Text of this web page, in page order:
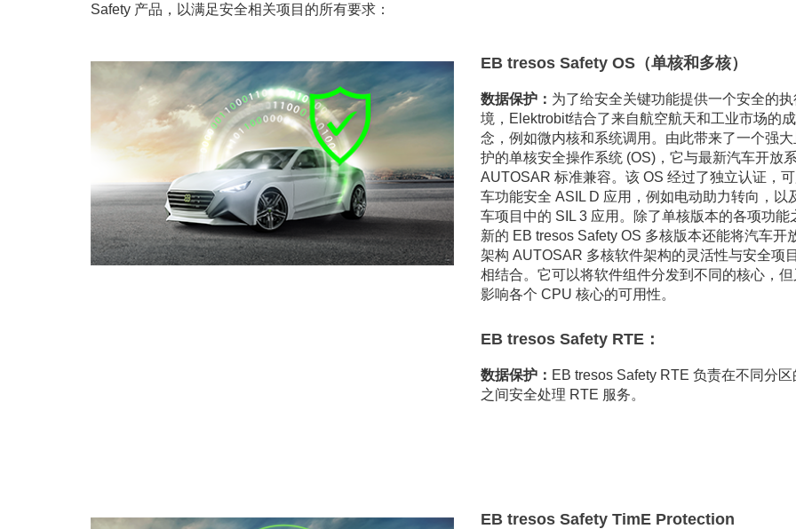
Safety 产品，以满足安全相关项目的所有要求：
EB tresos Safety OS（单核和多核）
数据保护： 为了给安全关键功能提供一个安全的
境，Elektrobit结合了来自航空航天和工业市场的
念，例如微内核和系统调用。由此带来了一个强大
护的单核安全操作系统 (OS)，它与最新汽车开放
AUTOSAR 标准兼容。该 OS 经过了独立认证，
车功能安全 ASIL D 应用，例如电动助力转向，以
车项目中的 SIL 3 应用。除了单核版本的各项功能
新的 EB tresos Safety OS 多核版本还能将汽车开
架构 AUTOSAR 多核软件架构的灵活性与安全项
相结合。它可以将软件组件分发到不同的核心，但
影响各个 CPU 核心的可用性。
EB tresos Safety RTE：
数据保护： EB tresos Safety RTE 负责在不同分区
之间安全处理 RTE 服务。
EB tresos Safety TimE Protection